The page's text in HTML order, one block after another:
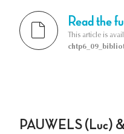
Read the
This article is
PAUWELS (Luc)